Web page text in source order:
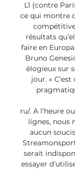
L1 (contre
ce qui montre
résultats
faire en
Bruno
élogieux sur
jour. «
ru/. A l’heure
lignes, nous
aucun
serait
essayer